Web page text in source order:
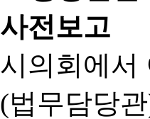
사전보고
시의회에서
(법무담당